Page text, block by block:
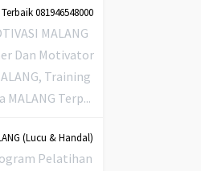
081946548000
MALANG
Dan Motivator
Training
Terp...
(Lucu & Handal)
Pelatihan